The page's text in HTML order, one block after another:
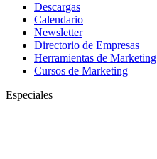
Descargas
Calendario
Newsletter
Directorio de Empresas
Herramientas de Marketing
Cursos de Marketing
Especiales